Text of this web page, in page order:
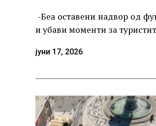
-Беа оставени надвор од
и убави моменти за
јуни 17, 2026